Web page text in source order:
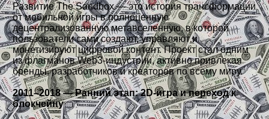
Развитие The Sandbox — это история трансформации
от мобильной игры в полноценную
децентрализованную метавселенную, в которой
пользователи сами создают, управляют и
монетизируют цифровой контент. Проект стал одним
из флагманов Web3-индустрии, активно привлекая
бренды, разработчиков и креаторов по всему миру.
2011–2018 — Ранний этап: 2D-игра и переход к
блокчейну